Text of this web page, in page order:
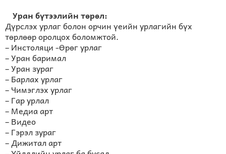
Уран бүтээлийн төрөл:
Дүрслэх урлаг болон орчин үеийн урлагийн бүх
төрлөөр оролцох боломжтой.
– Инстоляци -Өрөг урлаг
– Уран баримал
– Уран зураг
– Барлах урлаг
– Чимэглэх урлаг
– Гар урлал
– Медиа арт
– Видео
– Гэрэл зураг
– Дижитал арт